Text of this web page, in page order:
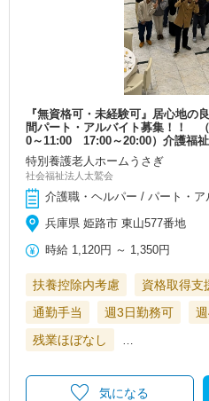
『無資格可・未経験可』居心地
間パート・アルバイト募集！！
0～11:00 17:00～20:00）介護福祉
特別養護老人ホームうさぎ
社会福祉法人太鷲会
介護職・ヘルパー / パート・ア
兵庫県 姫路市 東山577番地
時給 1,120円 ～ 1,350円
扶養控除内考慮 資格取得支
通勤手当
週3日勤務可
残業ほぼなし
気になる